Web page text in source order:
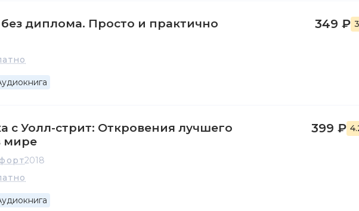
диплома. Просто и практично 349 ₽
с Уолл-стрит: Откровения лучшего
мире
2018
399 ₽